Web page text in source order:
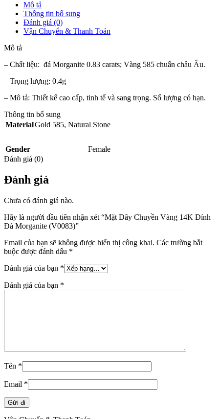
Mô tả
Thông tin bổ sung
Đánh giá (0)
Vận Chuyển & Thanh Toán
Mô tả
– Chất liệu: đá Morganite 0.83 carats; Vàng 585 chuẩn châu Âu.
– Trọng lượng: 0.4g
– Mô tả: Thiết kế cao cấp, tinh tế và sang trọng. Số lượng có hạn.
Thông tin bổ sung
MaterialGold 585, Natural Stone
Gender
Female
Đánh giá (0)
Đánh giá
Chưa có đánh giá nào.
Hãy là người đầu tiên nhận xét “Mặt Dây Chuyền Vàng 14K Đính
Đá Morganite (V0083)”
Email của bạn sẽ không được hiển thị công khai. Các trường bắt
buộc được đánh dấu *
Đánh giá của bạn *
Đánh giá của bạn *
Tên *
Email *